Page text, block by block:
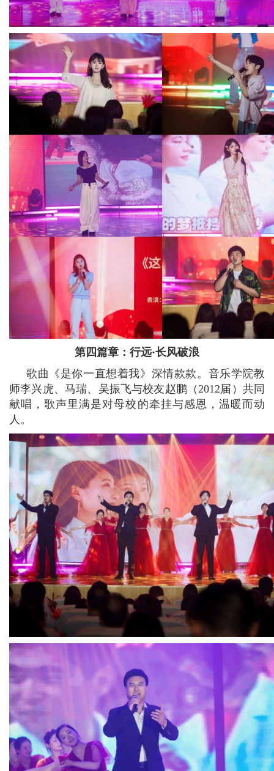
第四篇章：行远·长风破浪
歌曲《是你一直想着我》深情款款。音乐学院教
师李兴虎、马瑞、吴振飞与校友赵鹏（2012届）共同
献唱，歌声里满是对母校的牵挂与感恩，温暖而动
人。